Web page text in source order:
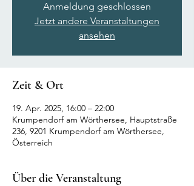
Anmeldung geschlossen
Jetzt andere Veranstaltungen
ansehen
Zeit & Ort
19. Apr. 2025, 16:00 – 22:00
Krumpendorf am Wörthersee, Hauptstraße
236, 9201 Krumpendorf am Wörthersee,
Österreich
Über die Veranstaltung